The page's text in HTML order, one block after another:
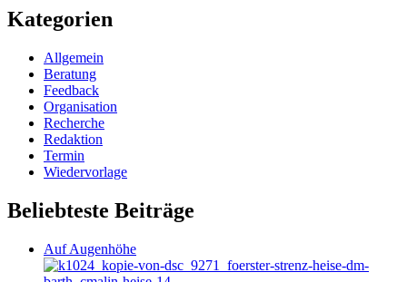
Kategorien
Allgemein
Beratung
Feedback
Organisation
Recherche
Redaktion
Termin
Wiedervorlage
Beliebteste Beiträge
Auf Augenhöhe